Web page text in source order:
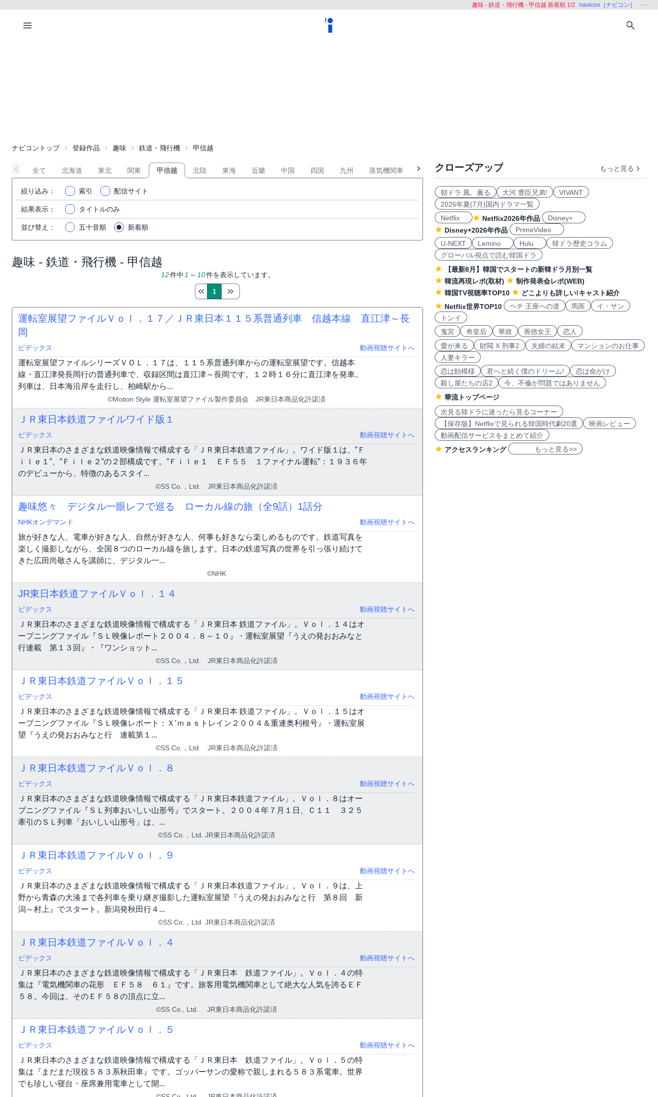
趣味 - 鉄道・飛行機 - 甲信越 新着順 1/2 navicon［ナビコン］
ナビコントップ 登録作品 趣味 鉄道・飛行機 甲信越
全て 北海道 東北 関東 甲信越 北陸 東海 近畿 中国 四国 九州 蒸気機関車 軍用機 旅客機
絞り込み ： 索引 配信サイト
結果表示 ： タイトルのみ
並び替え ： 五十音順 新着順
趣味 - 鉄道・飛行機 - 甲信越
12件中 1 ～ 10件を表示しています。
1
運転室展望ファイルＶｏｌ．１７／ＪＲ東日本１１５系普通列車 信越本線 直江津～長
岡
ビデックス 動画視聴サイトへ
運転室展望ファイルシリーズＶＯＬ．１７は、１１５系普通列車からの運転室展望です。信越本
線・直江津発長岡行の普通列車で、収録区間は直江津～長岡です。１２時１６分に直江津を発車。
列車は、日本海沿岸を走行し、柏崎駅から...
©Motion Style 運転室展望ファイル製作委員会 JR東日本商品化許諾済
ＪＲ東日本鉄道ファイルワイド版１
ビデックス 動画視聴サイトへ
ＪＲ東日本のさまざまな鉄道映像情報で構成する「ＪＲ東日本鉄道ファイル」。ワイド版１は、”Ｆ
ｉｌｅ１”、”Ｆｉｌｅ２”の２部構成です。”Ｆｉｌｅ１ ＥＦ５５ １ファイナル運転”：１９３６年
のデビューから、特徴のあるスタイ...
©SS Co.，Ltd. JR東日本商品化許諾済
趣味悠々 デジタル一眼レフで巡る ローカル線の旅（全9話） 1話分
NHKオンデマンド 動画視聴サイトへ
旅が好きな人、電車が好きな人、自然が好きな人、何事も好きなら楽しめるものです。鉄道写真を
楽しく撮影しながら、全国８つのローカル線を旅します。日本の鉄道写真の世界を引っ張り続けて
きた広田尚敬さんを講師に、デジタル一...
©NHK
JR東日本鉄道ファイルＶｏｌ．１４
ビデックス 動画視聴サイトへ
ＪＲ東日本のさまざまな鉄道映像情報で構成する「ＪＲ東日本 鉄道ファイル」。Ｖｏｌ．１４はオ
ープニングファイル『ＳＬ映像レポート２００４．８～１０』・運転室展望『うえの発おおみなと
行連載 第１３回』・『ワンショット...
©SS Co.，Ltd. JR東日本商品化許諾済
ＪＲ東日本鉄道ファイルＶｏｌ．１５
ビデックス 動画視聴サイトへ
ＪＲ東日本のさまざまな鉄道映像情報で構成する「ＪＲ東日本 鉄道ファイル」。Ｖｏｌ．１５はオ
ープニングファイル『ＳＬ映像レポート：Ｘ’ｍａｓトレイン２００４＆重連奥利根号』・運転室展
望『うえの発おおみなと行 連載第１...
©SS Co.，Ltd. JR東日本商品化許諾済
ＪＲ東日本鉄道ファイルＶｏｌ．８
ビデックス 動画視聴サイトへ
ＪＲ東日本のさまざまな鉄道映像情報で構成する「ＪＲ東日本鉄道ファイル」。Ｖｏｌ．８はオー
プニングファイル『ＳＬ列車おいしい山形号』でスタート。２００４年７月１日、Ｃ１１ ３２５
牽引のＳＬ列車「おいしい山形号」は、...
©SS Co.，Ltd. JR東日本商品化許諾済
ＪＲ東日本鉄道ファイルＶｏｌ．９
ビデックス 動画視聴サイトへ
ＪＲ東日本のさまざまな鉄道映像情報で構成する「ＪＲ東日本鉄道ファイル」。Ｖｏｌ．９は、上
野から青森の大湊まで各列車を乗り継ぎ撮影した運転室展望『うえの発おおみなと行 第８回 新
潟～村上』でスタート。新潟発秋田行４...
©SS Co.，Ltd. JR東日本商品化許諾済
ＪＲ東日本鉄道ファイルＶｏｌ．４
ビデックス 動画視聴サイトへ
ＪＲ東日本のさまざまな鉄道映像情報で構成する「ＪＲ東日本 鉄道ファイル」。Ｖｏｌ．４の特
集は『電気機関車の花形 ＥＦ５８ ６１』です。旅客用電気機関車として絶大な人気を誇るＥＦ
５８。今回は、そのＥＦ５８の頂点に立...
©SS Co., Ltd. JR東日本商品化許諾済
ＪＲ東日本鉄道ファイルＶｏｌ．５
ビデックス 動画視聴サイトへ
ＪＲ東日本のさまざまな鉄道映像情報で構成する「ＪＲ東日本 鉄道ファイル」。Ｖｏｌ．５の特
集は『まだまだ現役５８３系秋田車』です。ゴッパーサンの愛称で親しまれる５８３系電車。世界
でも珍しい寝台・座席兼用電車として開...
クローズアップ もっと見る
朝ドラ:風、薫る 大河:豊臣兄弟!
VIVANT
2026年夏(7月)国内ドラマ一覧
Netflix
Netflix2026年作品
Disney+
Disney+2026年作品
PrimeVideo
U-NEXT
Lemino Hulu
韓ドラ歴史コラム
グローバル視点で読む韓国ドラ
【最新8月】韓国でスタートの新韓ドラ月別一覧
韓流再現レポ(取材)
制作発表会レポ(WEB)
韓国TV視聴率TOP10
どこよりも詳しい!キャスト紹介
Netflix世界TOP10
ヘチ 王座への道 馬医
イ・サン
トンイ
鬼宮
奇皇后 華政 善徳女王
恋人
愛が来る
財閥 X 刑事2 夫婦の結末
マンションのお仕事
人妻キラー
恋は飴模様
君へと続く僕のドリーム!
恋は命がけ
殺し屋たちの店2
今、不倫が問題ではありません
華流トップページ
次見る韓ドラに迷ったら見るコーナー
【保存版】Netflixで見られる韓国時代劇20選
映画レビュー
動画配信サービスをまとめて紹介
アクセスランキング
もっと見る>>